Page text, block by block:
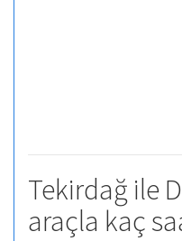
Tekirdağ ile
araçla kaç